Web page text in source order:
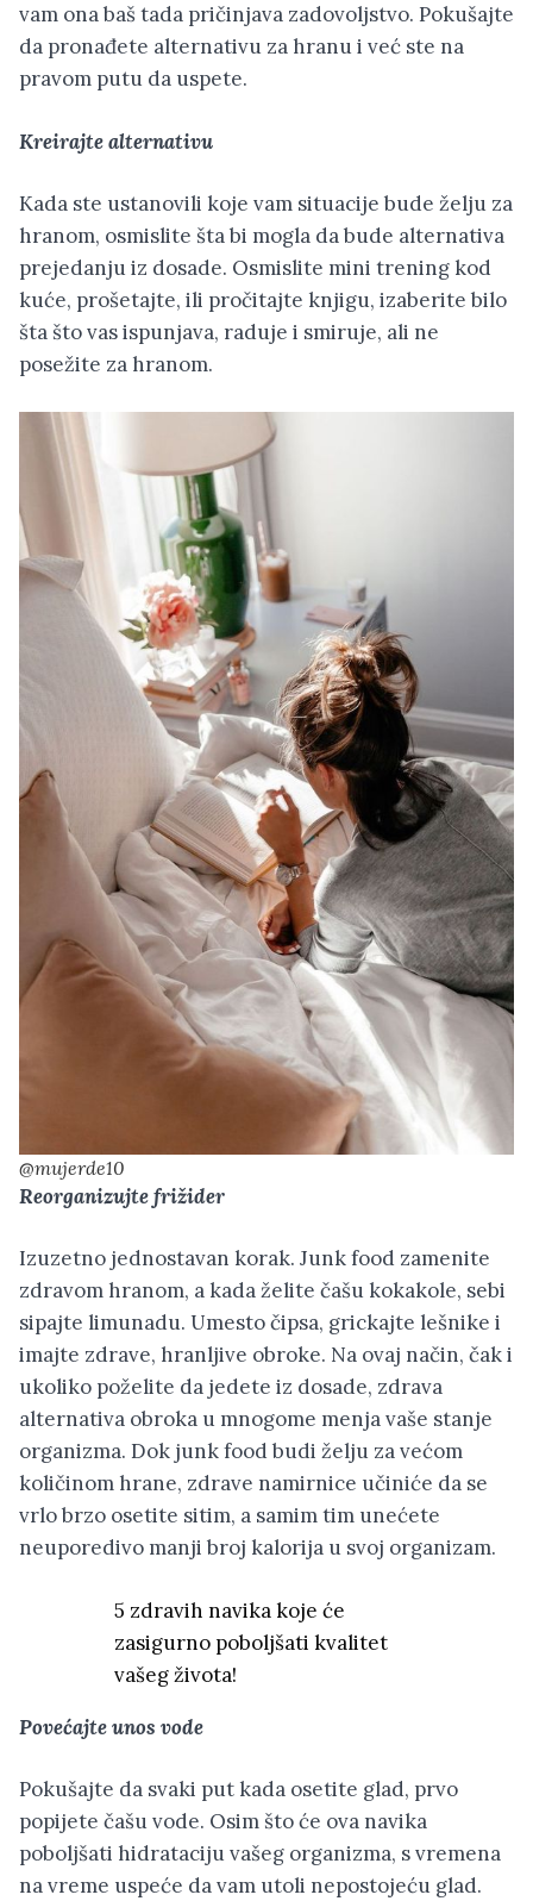
vam ona baš tada pričinjava zadovoljstvo. Pokušajte
da pronađete alternativu za hranu i već ste na
pravom putu da uspete.
Kreirajte alternativu
Kada ste ustanovili koje vam situacije bude želju za
hranom, osmislite šta bi mogla da bude alternativa
prejedanju iz dosade. Osmislite mini trening kod
kuće, prošetajte, ili pročitajte knjigu, izaberite bilo
šta što vas ispunjava, raduje i smiruje, ali ne
posežite za hranom.
@mujerde10
Reorganizujte frižider
Izuzetno jednostavan korak. Junk food zamenite
zdravom hranom, a kada želite čašu kokakole, sebi
sipajte limunadu. Umesto čipsa, grickajte lešnike i
imajte zdrave, hranljive obroke. Na ovaj način, čak i
ukoliko poželite da jedete iz dosade, zdrava
alternativa obroka u mnogome menja vaše stanje
organizma. Dok junk food budi želju za većom
količinom hrane, zdrave namirnice učiniće da se
vrlo brzo osetite sitim, a samim tim unećete
neuporedivo manji broj kalorija u svoj organizam.
5 zdravih navika koje će
zasigurno poboljšati kvalitet
vašeg života!
Povećajte unos vode
Pokušajte da svaki put kada osetite glad, prvo
popijete čašu vode. Osim što će ova navika
poboljšati hidrataciju vašeg organizma, s vremena
na vreme uspeće da vam utoli nepostojeću glad.